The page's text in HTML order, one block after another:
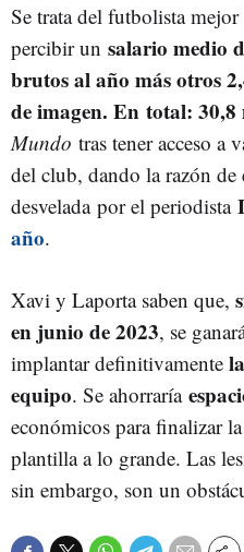
Se trata del futbolista
percibir un salario medio
brutos al año más otros
de imagen. En total: 30,8
Mundo tras tener acceso a
del club, dando la razón de
desvelada por el periodista
año.
Xavi y Laporta saben que,
en junio de 2023, se
implantar definitivamente
equipo. Se ahorraría
económicos para finalizar
plantilla a lo grande. Las
sin embargo, son un